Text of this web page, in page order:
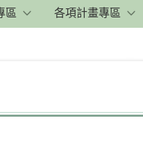
區 各項計畫專區